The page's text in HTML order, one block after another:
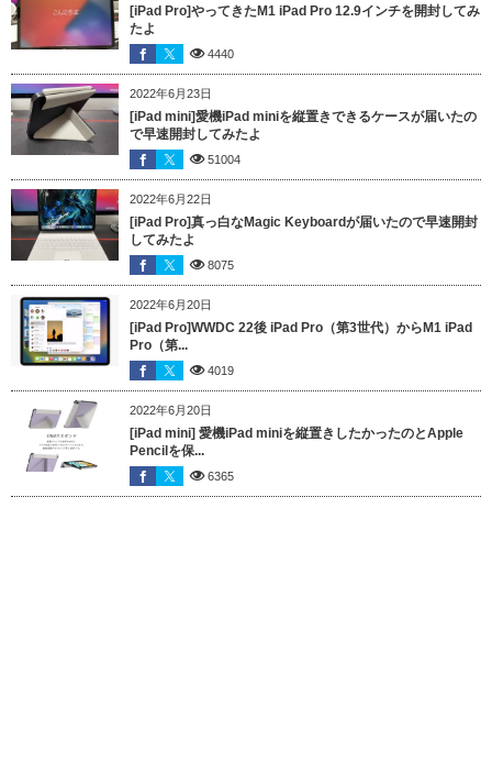
[iPad Pro]やってきたM1 iPad Pro 12.9インチを開封してみ
たよ
4440
2022年6月23日
[iPad mini]愛機iPad miniを縦置きできるケースが届いたの
で早速開封してみたよ
51004
2022年6月22日
[iPad Pro]真っ白なMagic Keyboardが届いたので早速開封
してみたよ
8075
2022年6月20日
[iPad Pro]WWDC 22後 iPad Pro（第3世代）からM1 iPad
Pro（第...
4019
2022年6月20日
[iPad mini] 愛機iPad miniを縦置きしたかったのとApple
Pencilを保...
6365